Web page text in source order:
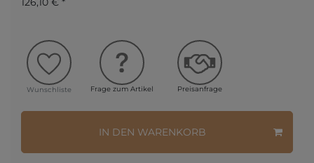
Wunschliste Frage zum Artikel Preisanfrage
IN DEN WARENKORB